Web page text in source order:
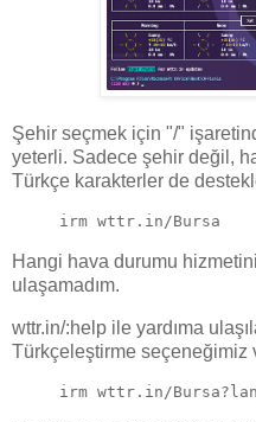
Şehir seçmek için "/"
yeterli. Sadece şehir değil,
Türkçe karakterler de
irm wttr.in/Bursa
Hangi hava durumu
ulaşamadım.
wttr.in/:help ile yardıma
Türkçeleştirme seçeneğimiz
irm wttr.in/